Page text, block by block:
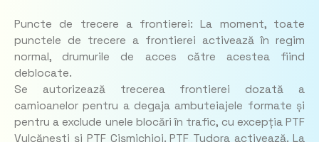
Puncte de trecere a frontierei: La moment, toate
punctele de trecere a frontierei activează în regim
normal, drumurile de acces către acestea fiind
deblocate.
Se autorizează trecerea frontierei dozată a
camioanelor pentru a degaja ambuteiajele formate și
pentru a exclude unele blocări în trafic, cu excepția PTF
Vulcănești și PTF Cișmichioi. PTF Tudora activează. La